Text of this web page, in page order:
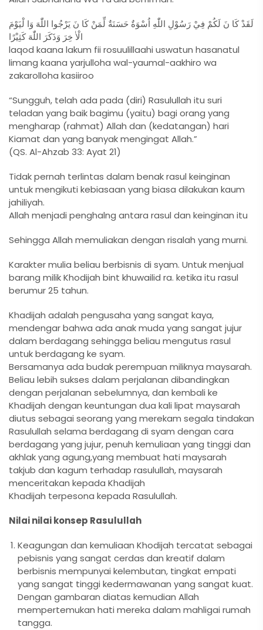
لَقَدْ كَا نَ لَكُمْ فِيْ رَسُوْلِ اللّٰهِ اُسْوَةٌ حَسَنَةٌ لِّمَنْ كَا نَ يَرْجُوا اللّٰهَ وَا لْيَوْمَ
laqod kaana lakum fii rosuulillaahi uswatun hasanatul
limang kaana yarjulloha wal-yaumal-aakhiro wa
zakarolloha kasiiroo
“Sungguh, telah ada pada (diri) Rasulullah itu suri
teladan yang baik bagimu (yaitu) bagi orang yang
mengharap (rahmat) Allah dan (kedatangan) hari
Kiamat dan yang banyak mengingat Allah.”
(QS. Al-Ahzab 33: Ayat 21)
Tidak pernah terlintas dalam benak rasul keinginan
untuk mengikuti kebiasaan yang biasa dilakukan kaum
jahiliyah.
Allah menjadi penghalng antara rasul dan keinginan itu
Sehingga Allah memuliakan dengan risalah yang murni.
Karakter mulia beliau berbisnis di syam. Untuk menjual
barang milik Khodijah bint khuwailid ra. ketika itu rasul
berumur 25 tahun.
Khadijah adalah pengusaha yang sangat kaya,
mendengar bahwa ada anak muda yang sangat jujur
dalam berdagang sehingga beliau mengutus rasul
untuk berdagang ke syam.
Bersamanya ada budak perempuan miliknya maysarah.
Beliau lebih sukses dalam perjalanan dibandingkan
dengan perjalanan sebelumnya, dan kembali ke
Khadijah dengan keuntungan dua kali lipat maysarah
diutus sebagai seorang yang merekam segala tindakan
Rasulullah selama berdagang di syam dengan cara
berdagang yang jujur, penuh kemuliaan yang tinggi dan
akhlak yang agung,yang membuat hati maysarah
takjub dan kagum terhadap rasulullah, maysarah
menceritakan kepada Khadijah
Khadijah terpesona kepada Rasulullah.
Nilai nilai konsep Rasulullah
Keagungan dan kemuliaan Khodijah tercatat sebagai
pebisnis yang sangat cerdas dan kreatif dalam
berbisnis mempunyai kelembutan, tingkat empati
yang sangat tinggi kedermawanan yang sangat kuat.
Dengan gambaran diatas kemudian Allah
mempertemukan hati mereka dalam mahligai rumah
tangga.